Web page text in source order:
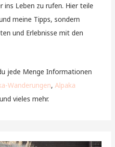
ins Leben zu rufen. Hier teile
meine Tipps, sondern
und Erlebnisse mit den
jede Menge Informationen
Wanderungen,Alpaka
und vieles mehr.